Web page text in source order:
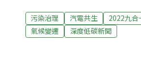
九合一選舉即將在週末登場，桃
市長候選人簽署「氣候與空污治
張善政、鄭運鵬陣營則由發言人
污染治理 汽電共生 2022九合
氣候變遷
深度低碳新聞